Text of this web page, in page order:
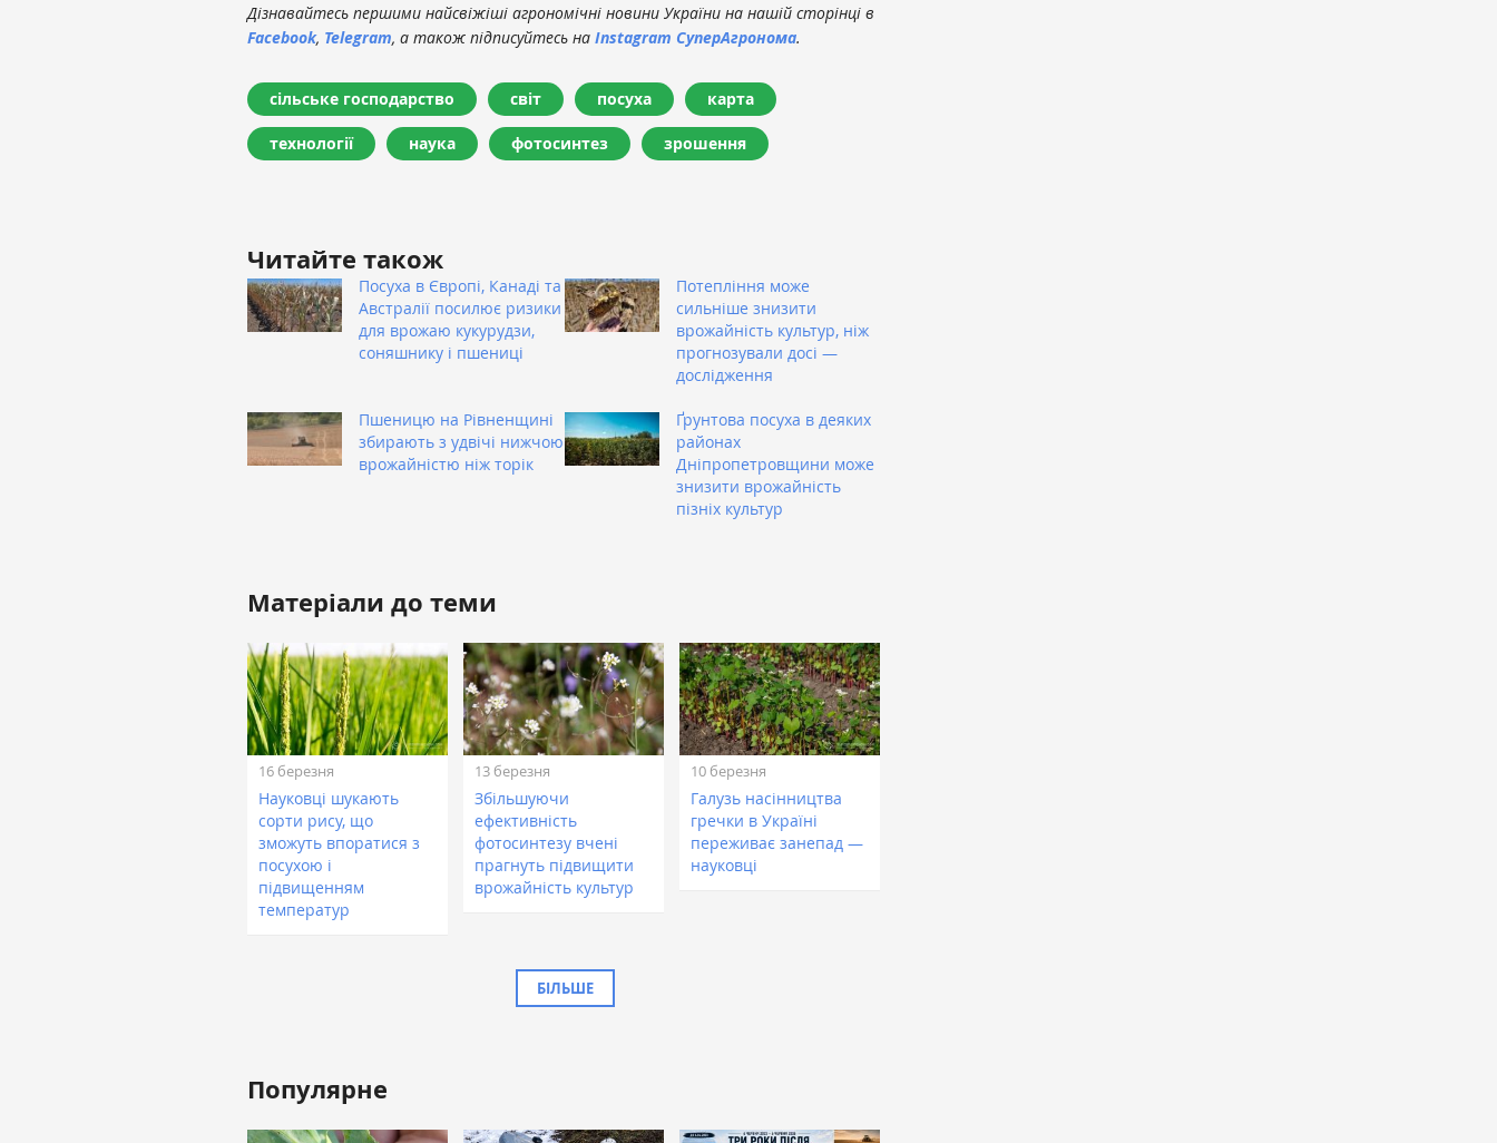
Дізнавайтесь першими найсвіжіші агрономічні новини України на нашій сторінці в
Facebook, Telegram, а також підписуйтесь на Instagram СуперАгронома.
сільське господарство світ посуха карта
технології наука фотосинтез зрошення
Читайте також
Посуха в Європі, Канаді та
Австралії посилює ризики
для врожаю кукурудзи,
соняшнику і пшениці
Потепління може
сильніше знизити
врожайність культур, ніж
прогнозували досі —
дослідження
Пшеницю на Рівненщині
збирають з удвічі нижчою
врожайністю ніж торік
Ґрунтова посуха в деяких
районах
Дніпропетровщини може
знизити врожайність
пізніх культур
Матеріали до теми
16 березня
Науковці шукають
сорти рису, що
зможуть впоратися з
посухою і
підвищенням
температур
13 березня
Збільшуючи
ефективність
фотосинтезу вчені
прагнуть підвищити
врожайність культур
10 березня
Галузь насінництва
гречки в Україні
переживає занепад —
науковці
БІЛЬШЕ
Популярне